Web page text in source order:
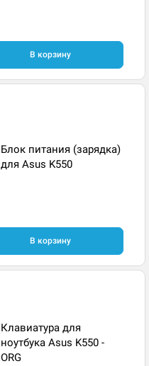
В корзину
Блок питания (зарядка)
для Asus K550
В корзину
Клавиатура для
ноутбука Asus K550 -
ORG